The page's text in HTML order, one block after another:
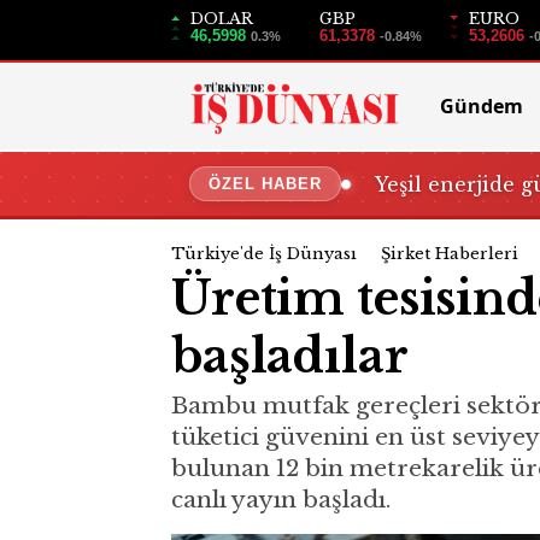
DOLAR
46,5998 0.3%
GBP
61,3378 -0.84%
EURO
53,2606 -
Gündem
ÖZEL HABER Yeşil enerjide
Türkiye'de İş Dünyası Şirket Haberleri
Üretim
başladılar
Bambu mutfak gereçleri
tüketici güvenini en üst
bulunan 12 bin metrekarelik
canlı yayın başladı.